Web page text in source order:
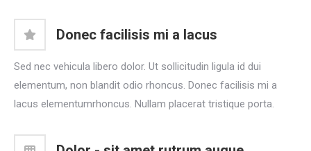
Donec facilisis mi a lacus
Sed nec vehicula libero dolor. Ut sollicitudin ligula id dui
elementum, non blandit odio rhoncus. Donec facilisis mi a
lacus elementumrhoncus. Nullam placerat tristique porta.